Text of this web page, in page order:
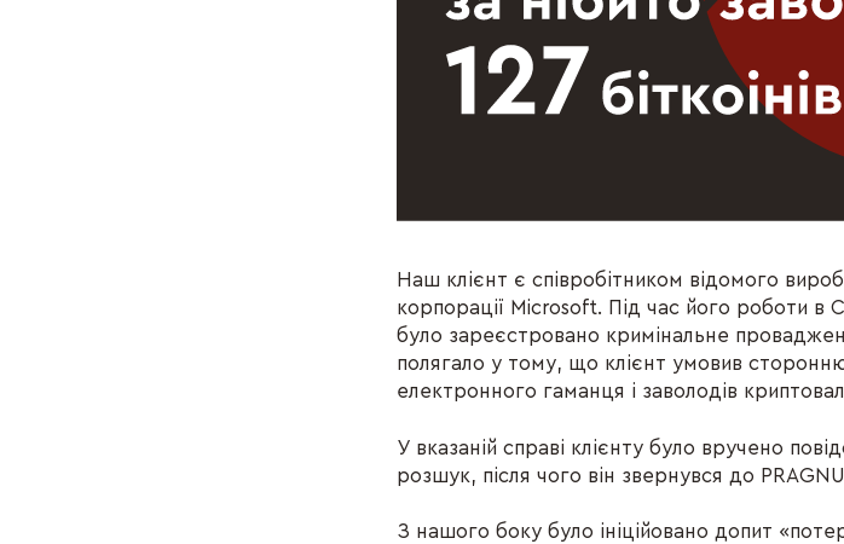
Наш клієнт є співробітником відомого
корпорації Microsoft. Під час його роботи в
було зареєстровано кримінальне
полягало у тому, що клієнт умовив
електронного гаманця і заволодів
У вказаній справі клієнту було вручено
розшук, після чого він звернувся до
З нашого боку було ініційовано допит